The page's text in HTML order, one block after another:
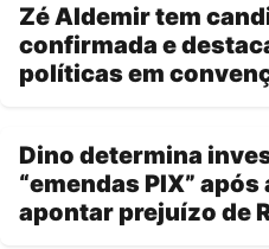
Zé Aldemir tem
confirmada e
políticas em
Dino determina
“emendas PIX”
apontar prejuízo de